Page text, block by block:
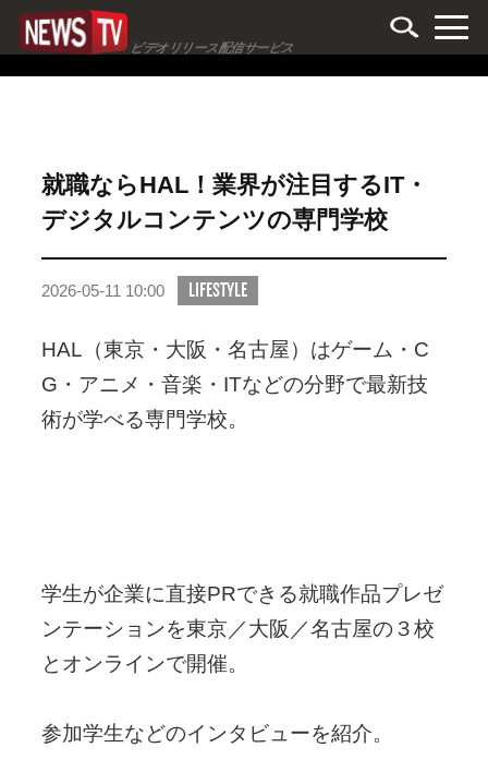
ビデオリリース配信サービス
就職ならHAL！業界が注目するIT・
デジタルコンテンツの専門学校
2026-05-11 10:00 LIFESTYLE
HAL（東京・大阪・名古屋）はゲーム・C
G・アニメ・音楽・ITなどの分野で最新技
術が学べる専門学校。
学生が企業に直接PRできる就職作品プレゼ
ンテーションを東京／大阪／名古屋の３校
とオンラインで開催。
参加学生などのインタビューを紹介。